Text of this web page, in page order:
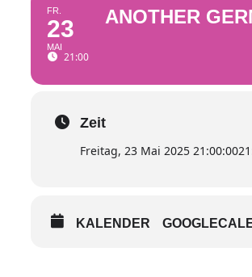
FR.
23
MAI
21:00
ANOTHER
Zeit
Freitag, 23 Mai 2025 21:00:00
KALENDER